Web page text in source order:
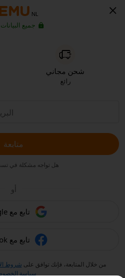
NL
جميع
شحن مجاني
رائع
متابعة
هل تواجه مشكلة في
أو
تابع مع Google
تابع مع Facebook
من خلال المتابعة، فإنك توافق على شروط
سياسة